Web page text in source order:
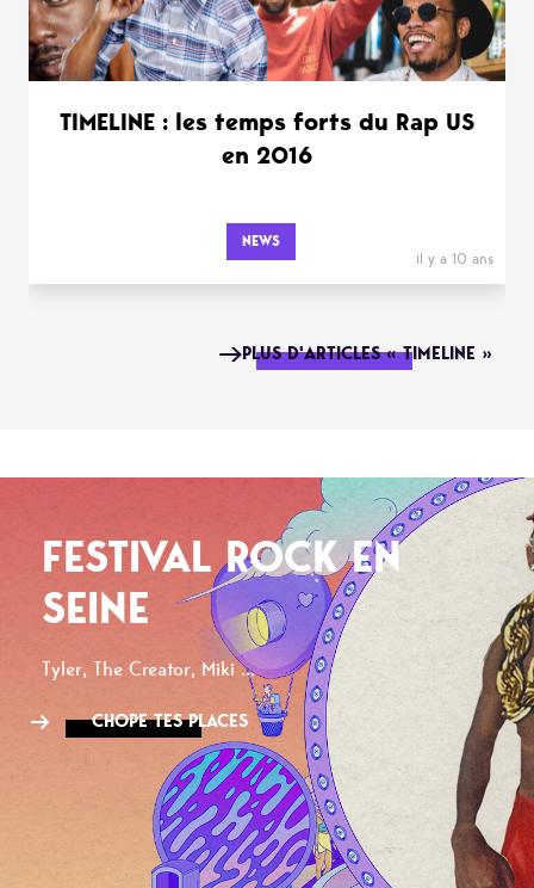
TIMELINE : les temps forts du Rap US
en 2016
NEWS
il y a 10 ans
PLUS D'ARTICLES « TIMELINE »
FESTIVAL ROCK EN
SEINE
Tyler, The Creator, Miki ...
CHOPE TES PLACES